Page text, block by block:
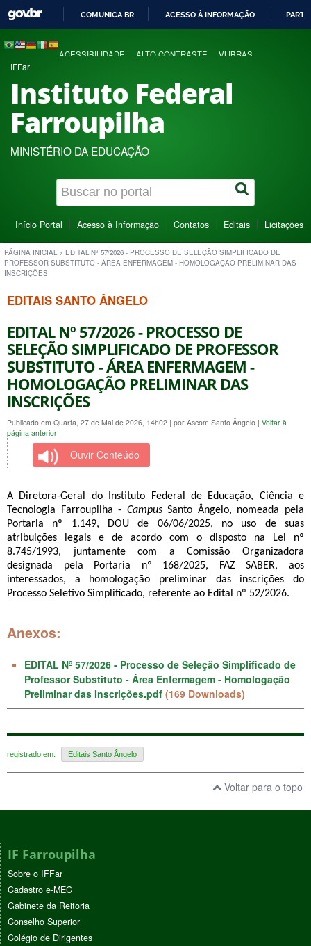
COMUNICA BR ACESSO À INFORMAÇÃO
ACESSIBILIDADE ALTO CONTRASTE VLIBRAS
IFFar
Instituto Federal
Farroupilha
MINISTÉRIO DA EDUCAÇÃO
Início Portal Acesso à Informação Contatos Editais Licitações
PÁGINA INICIAL > EDITAL Nº 57/2026 - PROCESSO DE SELEÇÃO SIMPLIFICADO DE
PROFESSOR SUBSTITUTO - ÁREA ENFERMAGEM - HOMOLOGAÇÃO PRELIMINAR DAS
INSCRIÇÕES
EDITAIS SANTO ÂNGELO
EDITAL Nº 57/2026 - PROCESSO DE
SELEÇÃO SIMPLIFICADO DE PROFESSOR
SUBSTITUTO - ÁREA ENFERMAGEM -
HOMOLOGAÇÃO PRELIMINAR DAS
INSCRIÇÕES
Publicado em Quarta, 27 de Mai de 2026, 14h02 | por Ascom Santo Ângelo | Voltar à
página anterior
Ouvir Conteúdo
A Diretora-Geral do Instituto Federal de Educação, Ciência e
Tecnologia Farroupilha - Campus Santo Ângelo, nomeada pela
Portaria nº 1.149, DOU de 06/06/2025, no uso de suas
atribuições legais e de acordo com o disposto na Lei nº
8.745/1993, juntamente com a Comissão Organizadora
designada pela Portaria nº 168/2025, FAZ SABER, aos
interessados, a homologação preliminar das inscrições do
Processo Seletivo Simplificado, referente ao Edital nº 52/2026.
Anexos:
EDITAL Nº 57/2026 - Processo de Seleção Simplificado de
Professor Substituto - Área Enfermagem - Homologação
Preliminar das Inscrições.pdf (169 Downloads)
registrado em: Editais Santo Ângelo
Voltar para o topo
IF Farroupilha
Sobre o IFFar
Cadastro e-MEC
Gabinete da Reitoria
Conselho Superior
Colégio de Dirigentes